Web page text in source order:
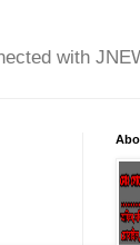
with